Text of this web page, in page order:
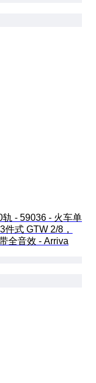
轨 - 59036 - 火车单
件式 GTW 2/8，
全音效 - Arriva